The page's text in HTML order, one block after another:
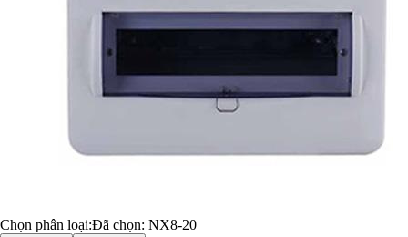
Chọn phân loại:Đã chọn: NX8-20